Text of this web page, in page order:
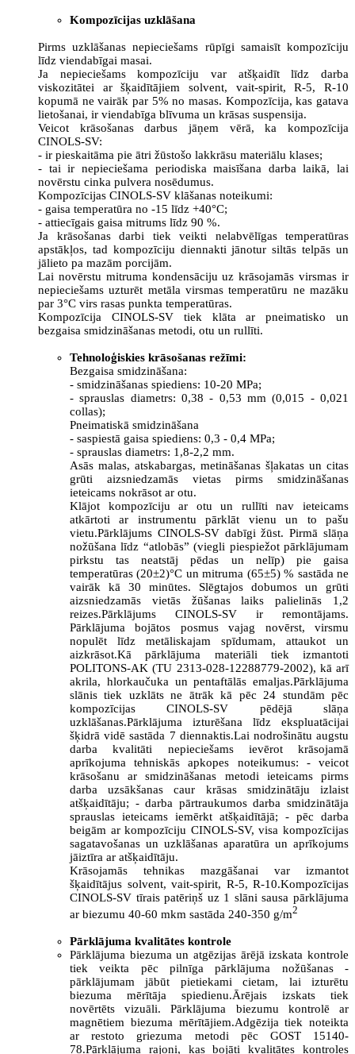
Kompozīcijas uzklāšana
Pirms uzklāšanas nepieciešams rūpīgi samaisīt kompozīciju
līdz viendabīgai masai.
Ja nepieciešams kompozīciju var atšķaidīt līdz darba
viskozitātei ar šķaidītājiem solvent, vait-spirit, R-5, R-10
kopumā ne vairāk par 5% no masas. Kompozīcija, kas gatava
lietošanai, ir viendabīga blīvuma un krāsas suspensija.
Veicot krāsošanas darbus jāņem vērā, ka kompozīcija
CINOLS-SV:
- ir pieskaitāma pie ātri žūstošo lakkrāsu materiālu klases;
- tai ir nepieciešama periodiska maisīšana darba laikā, lai
novērstu cinka pulvera nosēdumus.
Kompozīcijas CINOLS-SV klāšanas noteikumi:
- gaisa temperatūra no -15 līdz +40°C;
- attiecīgais gaisa mitrums līdz 90 %.
Ja krāsošanas darbi tiek veikti nelabvēlīgas temperatūras
apstākļos, tad kompozīciju diennakti jānotur siltās telpās un
jālieto pa mazām porcijām.
Lai novērstu mitruma kondensāciju uz krāsojamās virsmas ir
nepieciešams uzturēt metāla virsmas temperatūru ne mazāku
par 3°C virs rasas punkta temperatūras.
Kompozīcija CINOLS-SV tiek klāta ar pneimatisko un
bezgaisa smidzināšanas metodi, otu un rullīti.
Tehnoloģiskies krāsošanas režīmi:
Bezgaisa smidzināšana:
- smidzināšanas spiediens: 10-20 MPa;
- sprauslas diametrs: 0,38 - 0,53 mm (0,015 - 0,021
collas);
Pneimatiskā smidzināšana
- saspiestā gaisa spiediens: 0,3 - 0,4 MPa;
- sprauslas diametrs: 1,8-2,2 mm.
Asās malas, atskabargas, metināšanas šļakatas un citas
grūti aizsniedzamās vietas pirms smidzināšanas
ieteicams nokrāsot ar otu.
Klājot kompozīciju ar otu un rullīti nav ieteicams
atkārtoti ar instrumentu pārklāt vienu un to pašu
vietu.Pārklājums CINOLS-SV dabīgi žūst. Pirmā slāņa
nožūšana līdz “atlobās” (viegli piespiežot pārklājumam
pirkstu tas neatstāj pēdas un nelīp) pie gaisa
temperatūras (20±2)°C un mitruma (65±5) % sastāda ne
vairāk kā 30 minūtes. Slēgtajos dobumos un grūti
aizsniedzamās vietās žūšanas laiks palielinās 1,2
reizes.Pārklājums CINOLS-SV ir remontājams.
Pārklājuma bojātos posmus vajag novērst, virsmu
nopulēt līdz metāliskajam spīdumam, attaukot un
aizkrāsot.Kā pārklājuma materiāli tiek izmantoti
POLITONS-AK (TU 2313-028-12288779-2002), kā arī
akrila, hlorkaučuka un pentaftālās emaljas.Pārklājuma
slānis tiek uzklāts ne ātrāk kā pēc 24 stundām pēc
kompozīcijas CINOLS-SV pēdējā slāņa
uzklāšanas.Pārklājuma izturēšana līdz ekspluatācijai
šķidrā vidē sastāda 7 diennaktis.Lai nodrošinātu augstu
darba kvalitāti nepieciešams ievērot krāsojamā
aprīkojuma tehniskās apkopes noteikumus: - veicot
krāsošanu ar smidzināšanas metodi ieteicams pirms
darba uzsākšanas caur krāsas smidzinātāju izlaist
atšķaidītāju; - darba pārtraukumos darba smidzinātāja
sprauslas ieteicams iemērkt atšķaidītājā; - pēc darba
beigām ar kompozīciju CINOLS-SV, visa kompozīcijas
sagatavošanas un uzklāšanas aparatūra un aprīkojums
jāiztīra ar atšķaidītāju.
Krāsojamās tehnikas mazgāšanai var izmantot
šķaidītājus solvent, vait-spirit, R-5, R-10.Kompozīcijas
CINOLS-SV tīrais patēriņš uz 1 slāni sausa pārklājuma
ar biezumu 40-60 mkm sastāda 240-350 g/m2
Pārklājuma kvalitātes kontrole
Pārklājuma biezuma un atgēzijas ārējā izskata kontrole
tiek veikta pēc pilnīga pārklājuma nožūšanas -
pārklājumam jābūt pietiekami cietam, lai izturētu
biezuma mērītāja spiedienu.Ārējais izskats tiek
novērtēts vizuāli. Pārklājuma biezumu kontrolē ar
magnētiem biezuma mērītājiem.Adgēzija tiek noteikta
ar restoto griezuma metodi pēc GOST 15140-
78.Pārklājuma rajoni, kas bojāti kvalitātes kontroles